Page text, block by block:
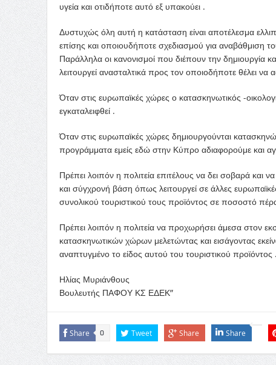
υγεία και οτιδήποτε αυτό εξ υπακούει .
Δυστυχώς όλη αυτή η κατάσταση είναι αποτέλεσμα
επίσης και οποιουδήποτε σχεδιασμού για αναβάθμιση
Παράλληλα οι κανονισμοί που διέπουν την δημιουργία
λειτουργεί ανασταλτικά προς τον οποιοδήποτε θέλει να
Όταν στις ευρωπαϊκές χώρες ο κατασκηνωτικός -
εγκαταλειφθεί .
Όταν στις ευρωπαϊκές χώρες δημιουργούνται
προγράμματα εμείς εδώ στην Κύπρο αδιαφορούμε και
Πρέπει λοιπόν η πολιτεία επιτέλους να δει σοβαρά και
και σύγχρονή βάση όπως λειτουργεί σε άλλες
συνολικού τουριστικού τους προϊόντος σε ποσοστό
Πρέπει λοιπόν η πολιτεία να προχωρήσει άμεσα στον
κατασκηνωτικών χώρων μελετώντας και εισάγοντας
αναπτυγμένο το είδος αυτού του τουριστικού προϊόντος .
Ηλίας Μυριάνθους
Βουλευτής ΠΑΦΟΥ ΚΣ ΕΔΕΚ”
Share 0 Tweet Share Share